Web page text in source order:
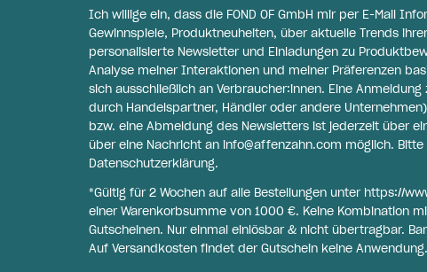
Ich willige ein, dass die FOND OF GmbH mir per E-Mail
Gewinnspiele, Produktneuheiten, über aktuelle Trends
personalisierte Newsletter und Einladungen zu
Analyse meiner Interaktionen und meiner Präferenzen
sich ausschließlich an Verbraucher:innen. Eine
durch Handelspartner, Händler oder andere
bzw. eine Abmeldung des Newsletters ist jederzeit über
über eine Nachricht an info@affenzahn.com möglich.
Datenschutzerklärung.
*Gültig für 2 Wochen auf alle Bestellungen unter https://
einer Warenkorbsumme von 1000 €. Keine Kombination
Gutscheinen. Nur einmal einlösbar & nicht übertragbar.
Auf Versandkosten findet der Gutschein keine Anwendung.